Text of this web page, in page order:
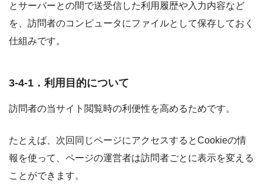
とサーバーとの間で送受信した利用履歴や入力内容など
を、訪問者のコンピュータにファイルとして保存しておく
仕組みです。
3-4-1．利用目的について
訪問者の当サイト閲覧時の利便性を高めるためです。
たとえば、次回同じページにアクセスするとCookieの情
報を使って、ページの運営者は訪問者ごとに表示を変える
ことができます。